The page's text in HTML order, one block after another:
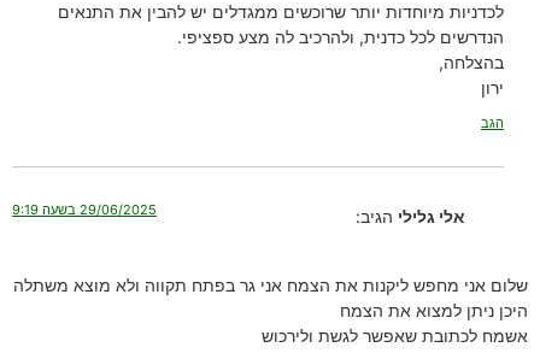
לכדניות מיוחדות יותר שרוכשים ממגדלים יש להבין את התנאים
הנדרשים לכל כדנית, ולהרכיב לה מצע ספציפי.
בהצלחה,
ירון
הגב
אלי גלילי הגיב: 29/06/2025 בשעה 9:19
שלום אני מחפש ליקנות את הצמח אני גר בפתח תקווה ולא מוצא משתלה
היכן ניתן למצוא את הצמח
אשמח לכתובת שאפשר לגשת ולירכוש